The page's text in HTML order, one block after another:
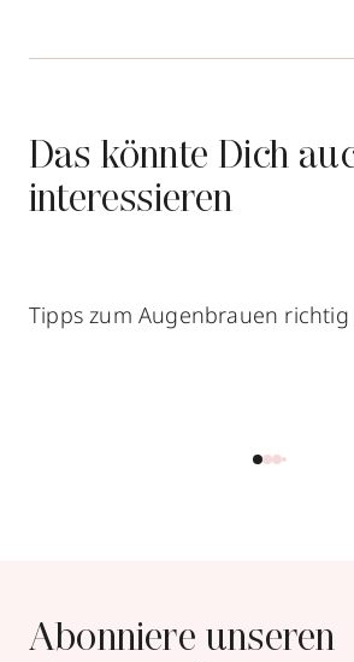
Das könnte Dich
interessieren
Tipps zum Augenbrauen
Abonniere unseren